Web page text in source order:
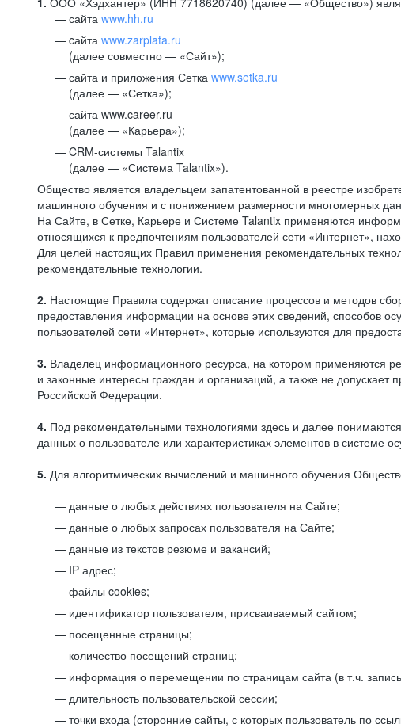
сайта www.hh.ru
cайта www.zarplata.ru
(далее совместно — «Сайт»);
сайта и приложения Сетка www.setka.ru
(далее — «Сетка»);
сайта www.career.ru
(далее — «Карьера»);
CRM-системы Talantix
(далее — «Система Talantix»).
Общество является владельцем запатентованной в реестре
машинного обучения и с понижением размерности многомерных
На Сайте, в Сетке, Карьере и Системе Talantix применяются
относящихся к предпочтениям пользователей сети «Интернет»,
Для целей настоящих Правил применения рекомендательных
рекомендательные технологии.
2. Настоящие Правила содержат описание процессов и методов
предоставления информации на основе этих сведений, способов
пользователей сети «Интернет», которые используются для
3. Владелец информационного ресурса, на котором применяются
и законные интересы граждан и организаций, а также не
Российской Федерации.
4. Под рекомендательными технологиями здесь и далее
данных о пользователе или характеристиках элементов в системе
5. Для алгоритмических вычислений и машинного обучения
данные о любых действиях пользователя на Сайте;
данные о любых запросах пользователя на Сайте;
данные из текстов резюме и вакансий;
IP адрес;
файлы cookies;
идентификатор пользователя, присваиваемый сайтом;
посещенные страницы;
количество посещений страниц;
информация о перемещении по страницам сайта (в т.ч.
длительность пользовательской сессии;
точки входа (сторонние сайты, с которых пользователь по